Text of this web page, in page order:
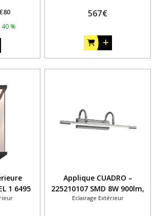
80
40 %
567€
1 6495
Applique CUADRO –
225210107 SMD 8W 900lm,
3000K
Eclairage Extérieur